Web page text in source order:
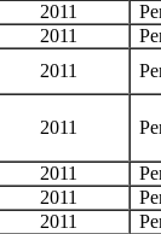
2011
2011
2011
2011
2011
2011
2011